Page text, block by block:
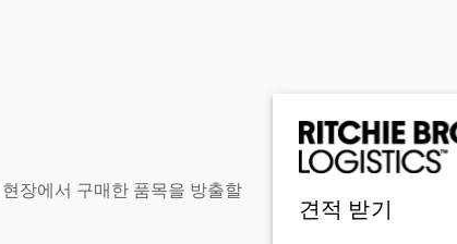
장에서 구매한 품목을 방출할
견적 받기